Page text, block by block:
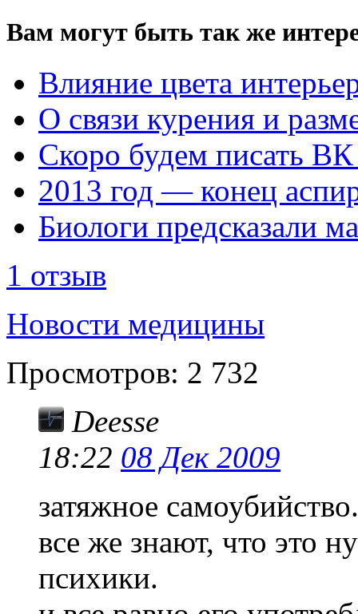
Вам могут быть так же
Влияние цвета
О связи курения и
Скоро будем писать
2013 год — конец
Биологи предсказали
1 отзыв
Новости медицины
Просмотров: 2 732
Deesse
18:22 08 Дек 2009
затяжное самоубийство.
все же знают, что это
психики.